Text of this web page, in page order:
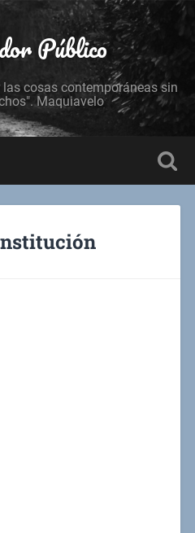
Público
cosas contemporáneas sin
Maquiavelo